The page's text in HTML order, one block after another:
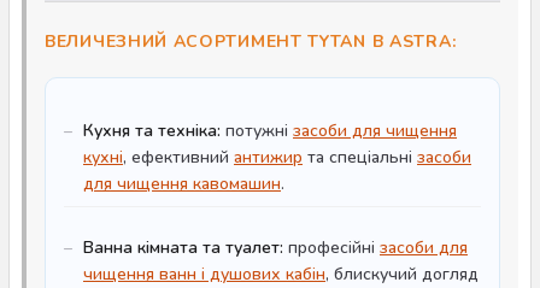
ВЕЛИЧЕЗНИЙ АСОРТИМЕНТ TYTAN В ASTRA:
Кухня та техніка: потужні засоби для чищення
кухні, ефективний антижир та спеціальні засоби
для чищення кавомашин.
Ванна кімната та туалет: професійні засоби для
чищення ванн і душових кабін, блискучий догляд